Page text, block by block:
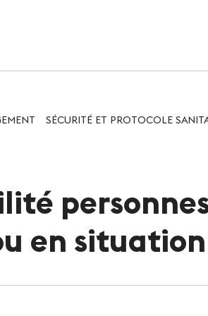
PUBLIC
SÉCURITÉ ET PROTOCOLE
en